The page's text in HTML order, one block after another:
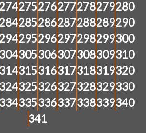
274275276277278279280
284285286287288289290
294295296297298299300
304305306307308309310
314315316317318319320
324325326327328329330
334335336337338339340
341